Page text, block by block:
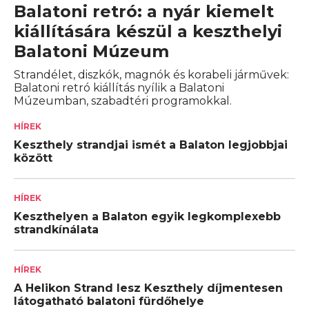
Balatoni retró: a nyár kiemelt
kiállítására készül a keszthelyi
Balatoni Múzeum
Strandélet, diszkók, magnók és korabeli járművek:
Balatoni retró kiállítás nyílik a Balatoni
Múzeumban, szabadtéri programokkal.
HÍREK
Keszthely strandjai ismét a Balaton legjobbjai
között
HÍREK
Keszthelyen a Balaton egyik legkomplexebb
strandkínálata
HÍREK
A Helikon Strand lesz Keszthely díjmentesen
látogatható balatoni fürdőhelye